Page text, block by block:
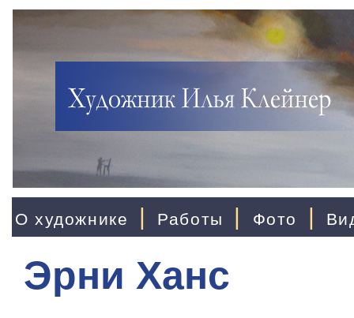
О художнике | Работы | Фото |
Эрни Ханс